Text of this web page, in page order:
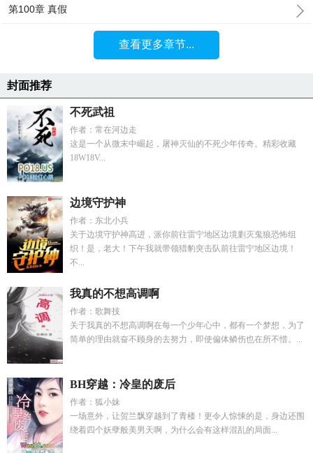
第100章 真假
查看更多章节...
封面推荐
不死武祖
作者：常在河边走
这是一个从微末中崛起，屠神灭仙的不死少年传奇。精彩收藏
18W18V...
边境守护神
作者：东北小兵
关于边境守护神高进，派你前往雷宁地区边境剿灭鬼狼恐怖组
织！是，老大！下午我就带领猎豹突击队前往雷宁地区边境！
不...
我真的不想高调啊
作者：歌舞技
关于我真的不想高调啊在每一个少年心中，都有一个梦想，为了
简单的理由就奋不顾身的去努力，即使偏体鳞伤也在所不惜。...
BH穿越：冷皇的废后
作者：狐小妹
一场意外，让贺兰飘穿越到了青楼！更令人惊悚的是，身边还围
绕着四个妖孽般美男天啊，为什么会有这样混乱的局面...